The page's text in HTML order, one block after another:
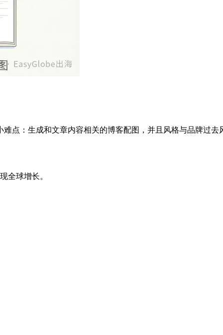
点：生成和文章内容相关的博客配图，并且风格与品牌过去
全球增长。